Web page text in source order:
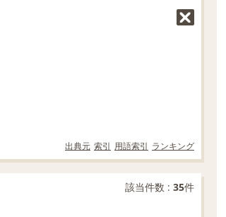
出典元 索引 用語索引 ランキング
該当件数 : 35件